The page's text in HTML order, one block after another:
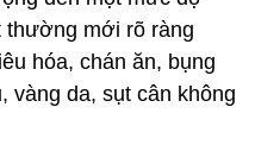
thường mới rõ ràng
hóa, chán ăn, bụng
vàng da, sụt cân không